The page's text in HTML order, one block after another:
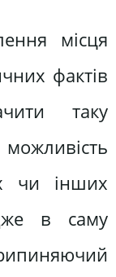
місця
фактів
таку
чи інших
в саму